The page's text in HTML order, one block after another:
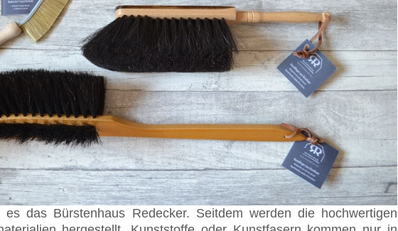
das Bürstenhaus Redecker. Seitdem werden die hochwertigen